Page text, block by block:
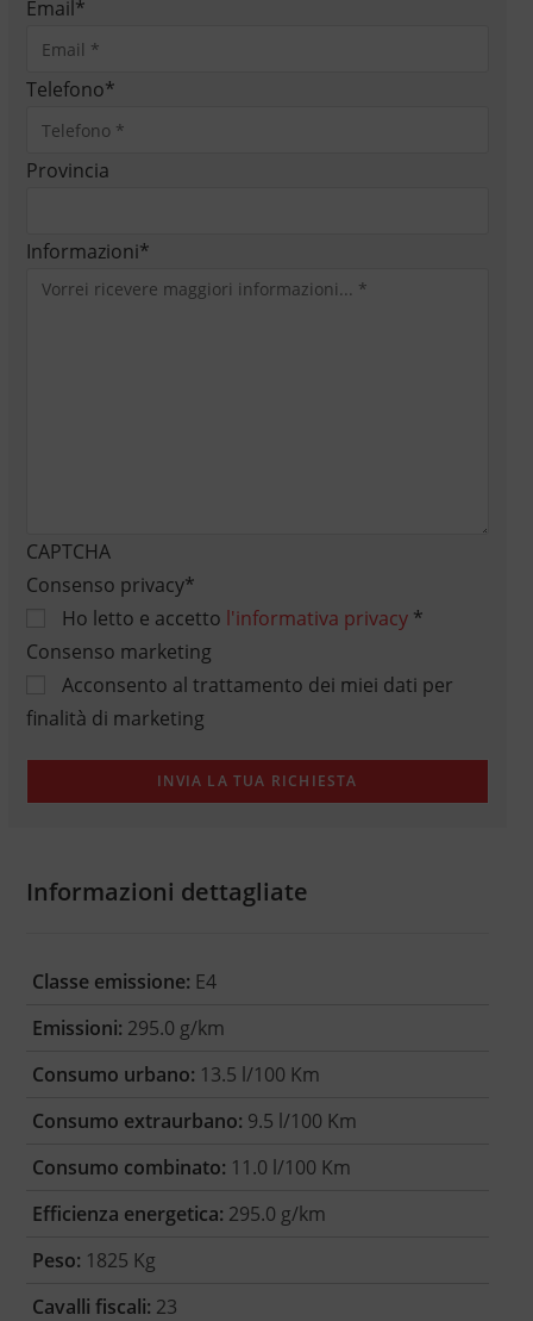
Email*
Telefono*
Provincia
Informazioni*
CAPTCHA
Consenso privacy*
Ho letto e accetto l'informativa privacy*
Consenso marketing
Acconsento al trattamento dei miei dati per
finalità di marketing
Informazioni dettagliate
Classe emissione: E4
Emissioni: 295.0 g/km
Consumo urbano: 13.5 l/100 Km
Consumo extraurbano: 9.5 l/100 Km
Consumo combinato: 11.0 l/100 Km
Efficienza energetica: 295.0 g/km
Peso: 1825 Kg
Cavalli fiscali: 23